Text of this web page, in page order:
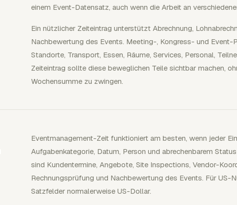
einem Event-Datensatz, auch wenn die Arbeit an
Ein nützlicher Zeiteintrag unterstützt Abrechnung,
Nachbewertung des Events. Meeting-, Kongress- und Event-
Standorte, Transport, Essen, Räume, Services, Personal,
Zeiteintrag sollte diese beweglichen Teile sichtbar machen,
Wochensumme zu zwingen.
Eventmanagement-Zeit funktioniert am besten, wenn jeder
Aufgabenkategorie, Datum, Person und abrechenbarem
sind Kundentermine, Angebote, Site Inspections, Vendor-
Rechnungsprüfung und Nachbewertung des Events. Für US-
Satzfelder normalerweise US-Dollar.